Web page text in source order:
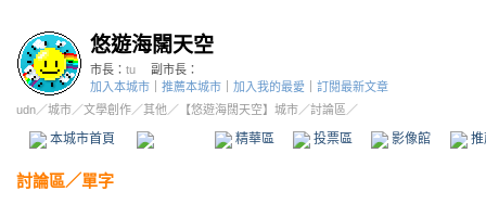
悠遊海闊天空
市長： tu
副市長：
加入本城市
推薦本城市 加入我的最愛
訂閱最新文章
udn／城市／文學創作／其他 ／ 【悠遊海闊天空】城市／討論區／
本城市首頁 精華區 投票區 影像館
討論區／單字